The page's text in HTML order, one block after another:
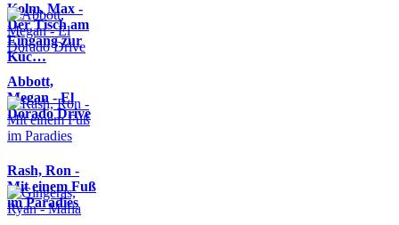
Kolm, Max -
Der Tisch am
Eingang zur
Küc…
Abbott,
Megan - El
Dorado Drive
Rash, Ron -
Mit einem Fuß
im Paradies